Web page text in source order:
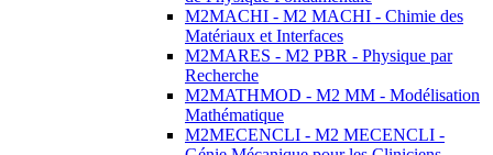
M2MACHI - M2 MACHI - Chimie des
Matériaux et Interfaces
M2MARES - M2 PBR - Physique par
Recherche
M2MATHMOD - M2 MM - Modélisation
Mathématique
M2MECENCLI - M2 MECENCLI -